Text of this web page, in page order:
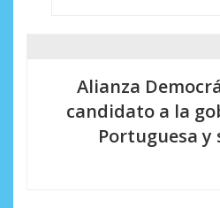
Alianza
candidato a la
Portuguesa y